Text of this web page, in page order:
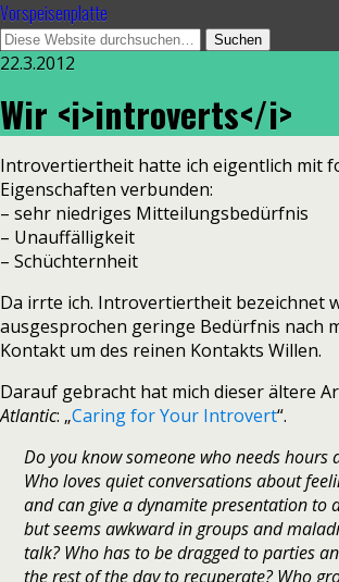
Vorspeisenplatte
22.3.2012
Wir <i>introverts</i>
Introvertiertheit hatte ich eigentlich mit
Eigenschaften verbunden:
– sehr niedriges Mitteilungsbedürfnis
– Unauffälligkeit
– Schüchternheit
Da irrte ich. Introvertiertheit bezeichnet
ausgesprochen geringe Bedürfnis nach
Kontakt um des reinen Kontakts Willen.
Darauf gebracht hat mich dieser ältere
Atlantic: „Caring for Your Introvert“.
Do you know someone who needs hours
Who loves quiet conversations about
and can give a dynamite presentation to
but seems awkward in groups and
talk? Who has to be dragged to parties
the rest of the day to recuperate? Who